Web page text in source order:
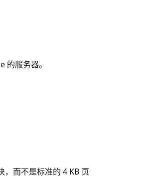
的服务器。
而不是标准的 4 KB 页